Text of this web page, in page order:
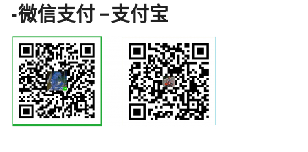
-微信支付 –支付宝